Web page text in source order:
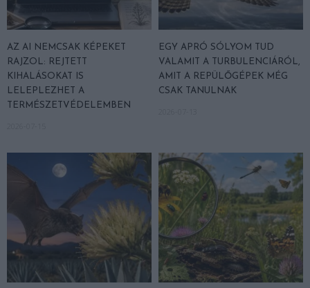
AZ AI NEMCSAK KÉPEKET
RAJZOL: REJTETT
KIHALÁSOKAT IS
LELEPLEZHET A
TERMÉSZETVÉDELEMBEN
EGY APRÓ SÓLYOM TUD
VALAMIT A TURBULENCIÁRÓL,
AMIT A REPÜLŐGÉPEK MÉG
CSAK TANULNAK